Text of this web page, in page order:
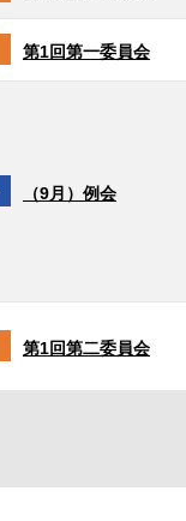
第1回第一委員会
（9月）例会
第1回第二委員会